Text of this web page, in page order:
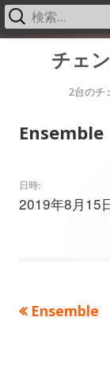
チェ
2台のチ
メ
Ensemble
日時:
2019年8月15
投前
Ensemble